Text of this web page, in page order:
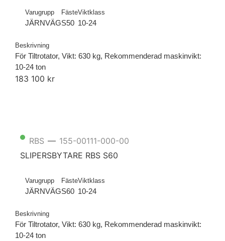
Varugrupp
JÄRNVÄG
Fäste
S50
Viktklass
10-24
Beskrivning
För Tiltrotator, Vikt: 630 kg, Rekommenderad maskinvikt:
10-24 ton
183 100 kr
RBS — 155-00111-000-00
SLIPERSBYTARE RBS S60
Varugrupp
JÄRNVÄG
Fäste
S60
Viktklass
10-24
Beskrivning
För Tiltrotator, Vikt: 630 kg, Rekommenderad maskinvikt:
10-24 ton